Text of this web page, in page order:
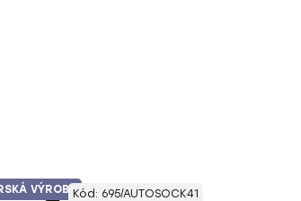
VÝROBAKód: 695/AUTOSOCK41